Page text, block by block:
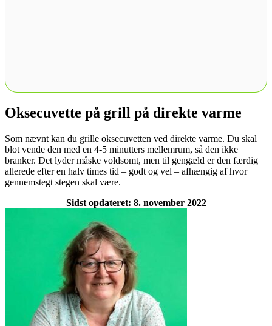
Oksecuvette på grill på direkte varme
Som nævnt kan du grille oksecuvetten ved direkte varme. Du skal
blot vende den med en 4-5 minutters mellemrum, så den ikke
branker. Det lyder måske voldsomt, men til gengæld er den færdig
allerede efter en halv times tid – godt og vel – afhængig af hvor
gennemstegt stegen skal være.
Sidst opdateret: 8. november 2022